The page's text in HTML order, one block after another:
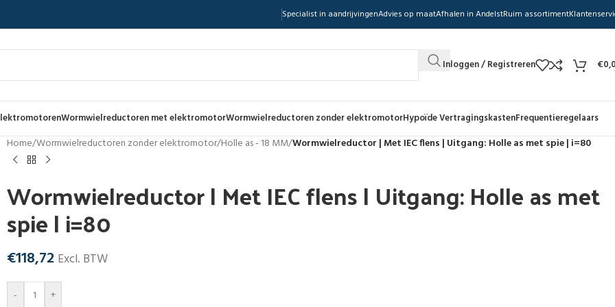
Specialist in aandrijvingenAdvies op maatAfhalen in AndelstRuim assortiment
Inloggen / Registreren €
Wormwielreductoren met elektromotorWormwielreductoren zonder elektromotorHypoïde VertragingskastenFrequentieregelaars
Home/Wormwielreductoren zonder elektromotor/Holle as - 18 MM/Wormwielreductor | Met IEC flens | Uitgang: Holle as met spie | i=80
Wormwielreductor | Met IEC flens | Uitgang: Holle as met
spie | i=80
€118,72 Excl. BTW
- +